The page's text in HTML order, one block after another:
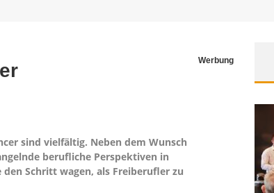
Werbung
sind vielfältig. Neben dem Wunsch
berufliche Perspektiven in
Schritt wagen, als Freiberufler zu